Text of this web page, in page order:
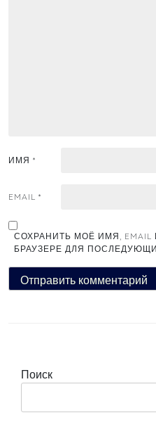
ИМЯ *
EMAIL *
СОХРАНИТЬ МОЁ ИМЯ,
БРАУЗЕРЕ ДЛЯ
Поиск